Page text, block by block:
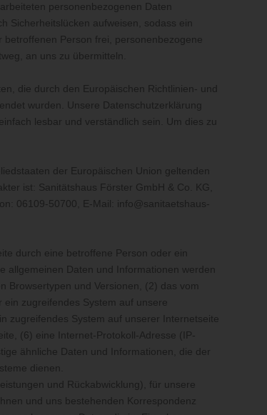
personenbezogenen Daten
Sicherheitslücken aufweisen, sodass ein
Person frei, personenbezogene
an uns zu übermitteln.
die durch den Europäischen Richtlinien- und
wurden. Unsere Datenschutzerklärung
lesbar und verständlich sein. Um dies zu
der Europäischen Union geltenden
ist: Sanitätshaus Förster GmbH & Co. KG,
06109-50700, E-Mail: info@sanitaetshaus-
durch eine betroffene Person oder ein
allgemeinen Daten und Informationen werden
Browsertypen und Versionen, (2) das vom
zugreifendes System auf unsere
zugreifendes System auf unserer Internetseite
(6) eine Internet-Protokoll-Adresse (IP-
ähnliche Daten und Informationen, die der
dienen.
und Rückabwicklung), für unsere
und uns bestehenden Korrespondenz